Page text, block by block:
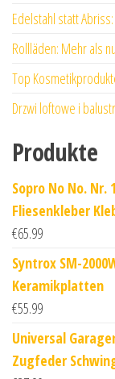
Edelstahl statt
Rollläden: Mehr als
Top
Drzwi loftowe i
Produkte
Sopro No No.
Fliesenkleber
€65.99
Syntrox SM-
Keramikplatten
€55.99
Universal
Zugfeder